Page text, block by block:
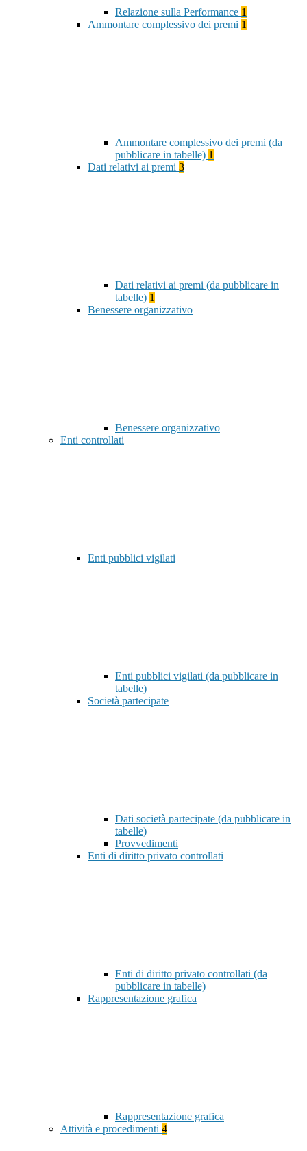
Relazione sulla Performance 1
Ammontare complessivo dei premi 1
Ammontare complessivo dei premi (da
pubblicare in tabelle) 1
Dati relativi ai premi 3
Dati relativi ai premi (da pubblicare in
tabelle) 1
Benessere organizzativo
Benessere organizzativo
Enti controllati
Enti pubblici vigilati
Enti pubblici vigilati (da pubblicare in
tabelle)
Società partecipate
Dati società partecipate (da pubblicare in
tabelle)
Provvedimenti
Enti di diritto privato controllati
Enti di diritto privato controllati (da
pubblicare in tabelle)
Rappresentazione grafica
Rappresentazione grafica
Attività e procedimenti 4